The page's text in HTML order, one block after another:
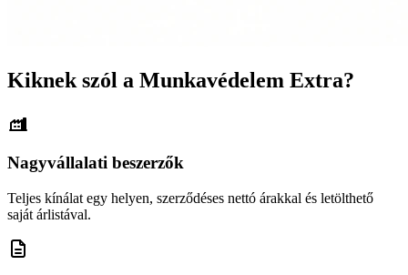
Kiknek szól a Munkavédelem Extra?
Nagyvállalati beszerzők
Teljes kínálat egy helyen, szerződéses nettó árakkal és letölthető
saját árlistával.